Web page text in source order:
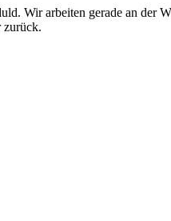
Wir arbeiten gerade an der
zurück.